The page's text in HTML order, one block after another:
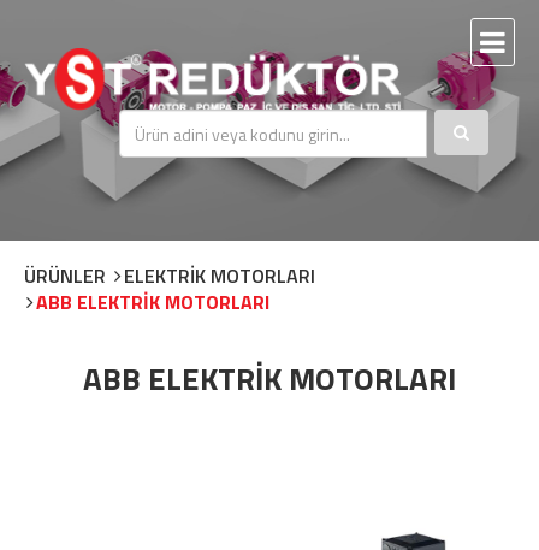
ÜRÜNLER
ELEKTRİK MOTORLARI
ABB ELEKTRİK MOTORLARI
ABB ELEKTRİK MOTORLARI